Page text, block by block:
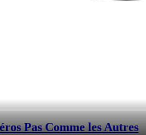
Pas Comme les Autres